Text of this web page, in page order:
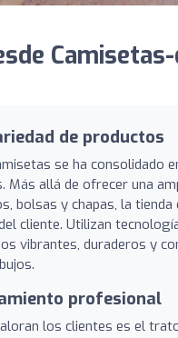
de productos
se ha
allá de ofrecer una
bolsas y chapas, la
cliente. Utilizan
vibrantes, duraderos y
profesional
los clientes es el